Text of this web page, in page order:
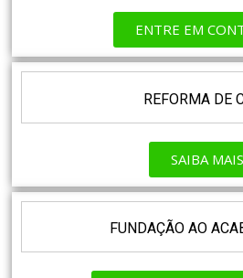
ENTRE EM
REFORMA DE
SAIBA MAIS
FUNDAÇÃO AO